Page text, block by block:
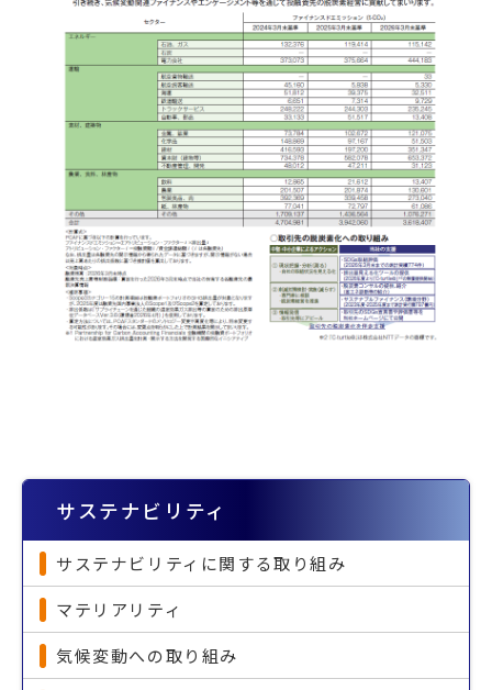
サステナビリティ
サステナビリティに関する取り組み
マテリアリティ
気候変動への取り組み